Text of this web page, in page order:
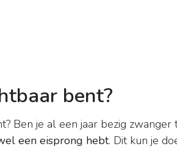
bent?
Ben je al een jaar bezig zwanger
een eisprong hebt. Dit kun je